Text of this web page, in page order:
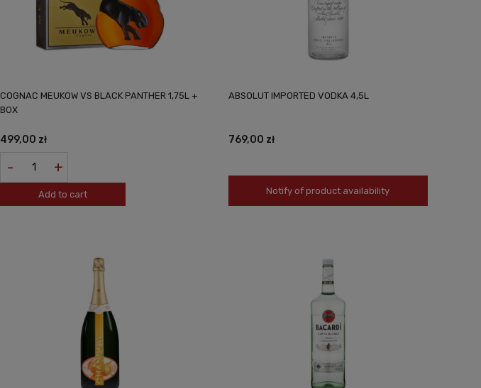
COGNAC MEUKOW VS BLACK PANTHER 1,75L +
BOX
499,00 zł
- +
Add to cart
ABSOLUT IMPORTED VODKA 4,5L
769,00 zł
Notify of product availability